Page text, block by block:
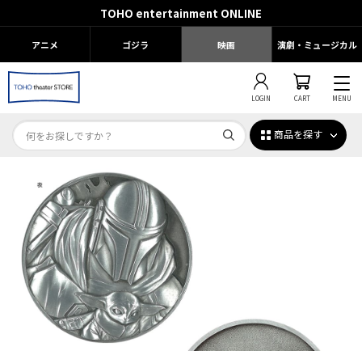
TOHO entertainment ONLINE
アニメ ゴジラ 映画 演劇・ミュージカル
LOGIN CART MENU
商品を探す